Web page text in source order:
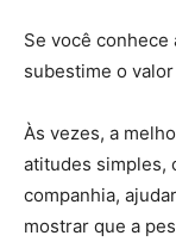
Se você conhece
subestime o
Às vezes, a
atitudes simples,
companhia,
mostrar que a